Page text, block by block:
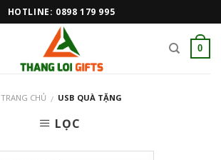
HOTLINE: 0898 179 995
0
TRANG CHỦ / USB QUÀ TẶNG
LỌC